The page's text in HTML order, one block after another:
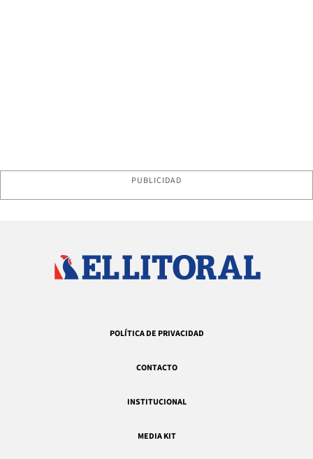
PUBLICIDAD
POLÍTICA DE PRIVACIDAD
CONTACTO
INSTITUCIONAL
MEDIA KIT